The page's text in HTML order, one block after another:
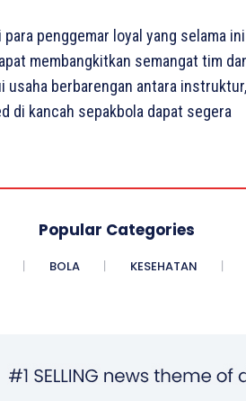
penggemar loyal yang selama ini
membangkitkan semangat tim
usaha berbarengan antara instruktur,
di kancah sepakbola dapat segera
Popular Categories
BOLA KESEHATAN